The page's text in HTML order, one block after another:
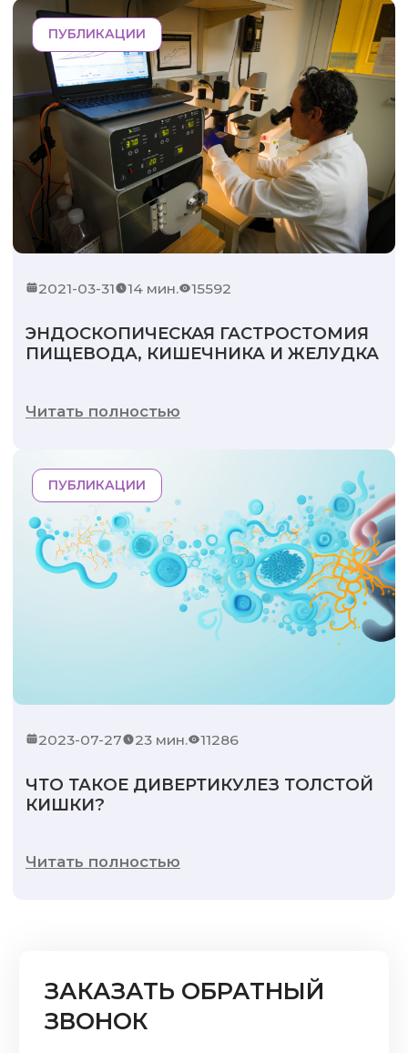
ПУБЛИКАЦИИ
2021-03-31 14 мин. 15592
ЭНДОСКОПИЧЕСКАЯ ГАСТРОСТОМИЯ
ПИЩЕВОДА, КИШЕЧНИКА И ЖЕЛУДКА
Читать полностью
ПУБЛИКАЦИИ
2023-07-27 23 мин. 11286
ЧТО ТАКОЕ ДИВЕРТИКУЛЕЗ ТОЛСТОЙ
КИШКИ?
Читать полностью
ЗАКАЗАТЬ ОБРАТНЫЙ
ЗВОНОК